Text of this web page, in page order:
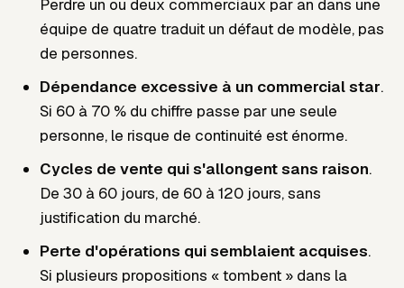
Perdre un ou deux commerciaux par an dans une
équipe de quatre traduit un défaut de modèle, pas
de personnes.
Dépendance excessive à un commercial star.
Si 60 à 70 % du chiffre passe par une seule
personne, le risque de continuité est énorme.
Cycles de vente qui s'allongent sans raison.
De 30 à 60 jours, de 60 à 120 jours, sans
justification du marché.
Perte d'opérations qui semblaient acquises.
Si plusieurs propositions « tombent » dans la